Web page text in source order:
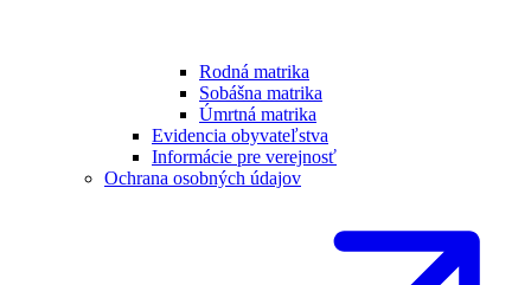
Rodná matrika
Sobášna matrika
Úmrtná matrika
Evidencia obyvateľstva
Informácie pre verejnosť
Ochrana osobných údajov